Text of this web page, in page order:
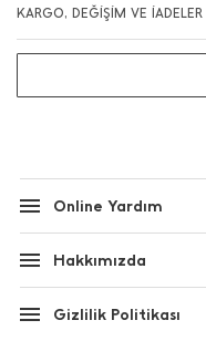
KARGO, DEĞİŞİM VE İADELER
Online Yardım
Hakkımızda
Gizlilik Politikası